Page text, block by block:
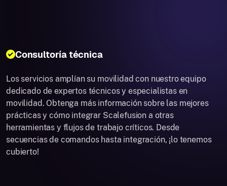
Consultoría técnica
Los servicios amplían su movilidad con nuestro equipo
dedicado de expertos técnicos y especialistas en
movilidad. Obtenga más información sobre las mejores
prácticas y cómo integrar Scalefusion a otras
herramientas y flujos de trabajo críticos. Desde
secuencias de comandos hasta integración, ¡lo tenemos
cubierto!